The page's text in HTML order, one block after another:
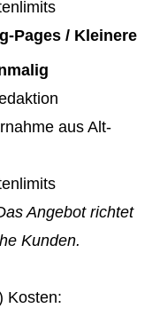
Pages / Kleinere
aus Alt-
Angebot richtet
Kunden.
Kosten: